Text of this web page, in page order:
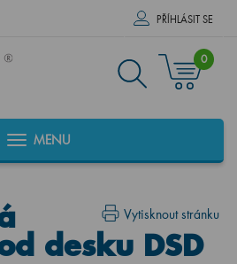
PŘÍHLÁSIT SE
0
MENU
Vytisknout stránku
desku DSD